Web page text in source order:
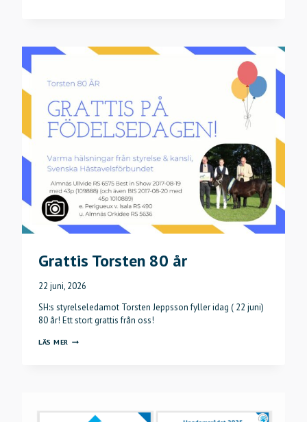
BRUKSPROV
Grattis Torsten 80 år
22 juni, 2026
SH:s styrelseledamot Torsten Jeppsson fyller idag ( 22 juni)
80 år! Ett stort grattis från oss!
LÄS MER GRATTIS